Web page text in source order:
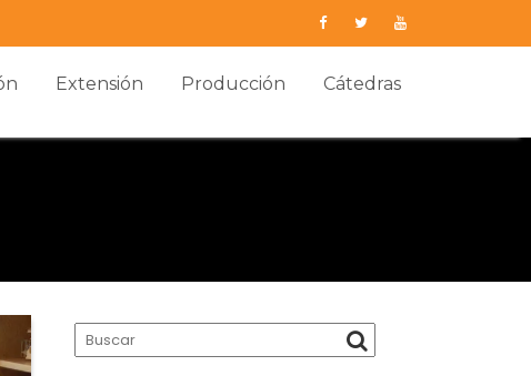
Extensión Producción Cátedras